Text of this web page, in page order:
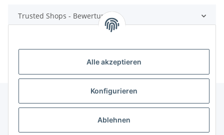
Alle akzeptieren
Konfigurieren
Ablehnen
Trusted Shops - Bewertungen